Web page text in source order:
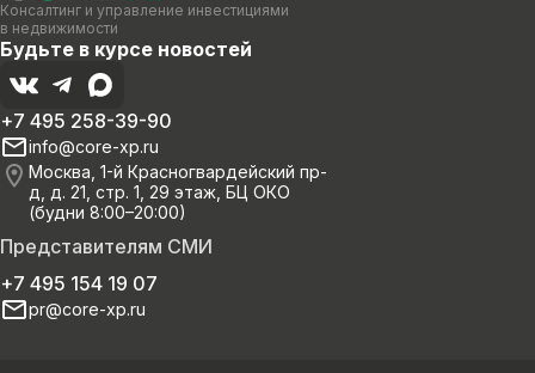
Консалтинг и управление инвестициями
в недвижимости
Будьте в курсе новостей
Представителям СМИ
+7 495 154 19 07
pr@core-xp.ru
+7 495 258-39-90
info@core-xp.ru
Москва, 1-й Красногвардейский пр-
д, д. 21, стр. 1, 29 этаж, БЦ ОКО
(будни 8:00–20:00)